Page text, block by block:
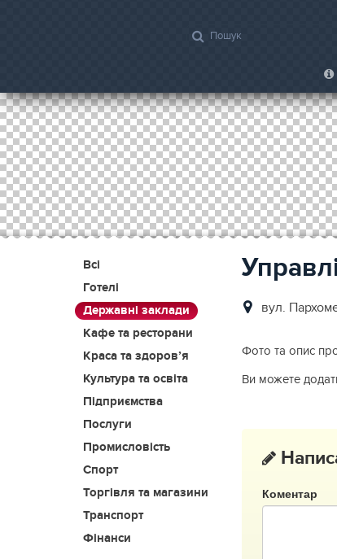
Всі
Готелі
Державні заклади
Кафе та ресторани
Краса та здоров’я
Культура та освіта
Підприємства
Послуги
Промисловість
Спорт
Торгівля та магазини
Транспорт
Фінанси
вул.
Фото та опис про
Ви можете
Коментар